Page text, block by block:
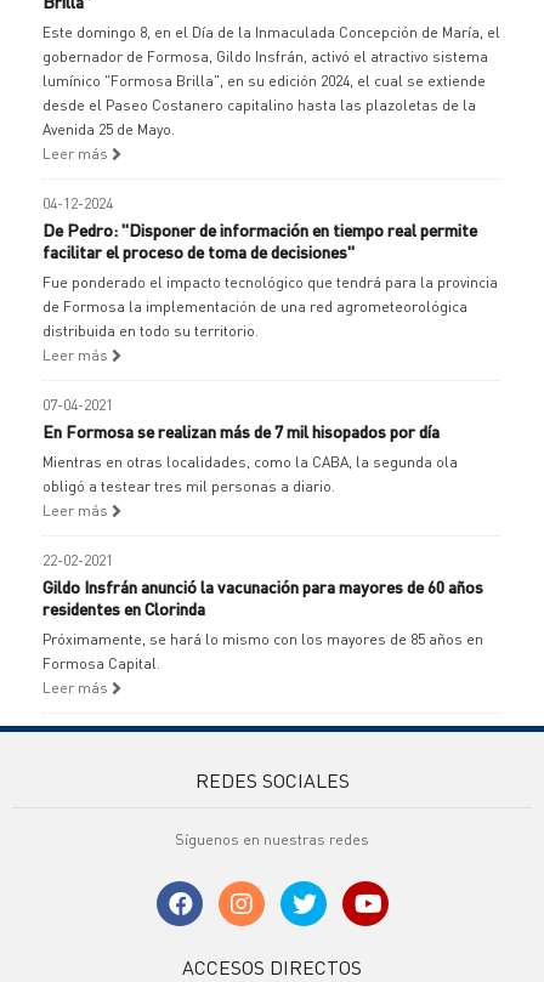
Este domingo 8, en el Día de la Inmaculada Concepción de María, el
gobernador de Formosa, Gildo Insfrán, activó el atractivo sistema
lumínico "Formosa Brilla", en su edición 2024, el cual se extiende
desde el Paseo Costanero capitalino hasta las plazoletas de la
Avenida 25 de Mayo.
Leer más
04-12-2024
De Pedro: "Disponer de información en tiempo real permite
facilitar el proceso de toma de decisiones"
Fue ponderado el impacto tecnológico que tendrá para la provincia
de Formosa la implementación de una red agrometeorológica
distribuida en todo su territorio.
Leer más
07-04-2021
En Formosa se realizan más de 7 mil hisopados por día
Mientras en otras localidades, como la CABA, la segunda ola
obligó a testear tres mil personas a diario.
Leer más
22-02-2021
Gildo Insfrán anunció la vacunación para mayores de 60 años
residentes en Clorinda
Próximamente, se hará lo mismo con los mayores de 85 años en
Formosa Capital.
Leer más
REDES SOCIALES
Síguenos en nuestras redes
ACCESOS DIRECTOS